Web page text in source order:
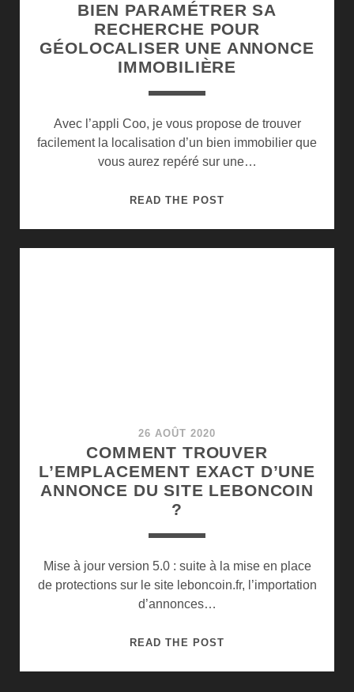
BIEN PARAMÉTRER SA
RECHERCHE POUR
GÉOLOCALISER UNE ANNONCE
IMMOBILIÈRE
Avec l’appli Coo, je vous propose de trouver
facilement la localisation d’un bien immobilier que
vous aurez repéré sur une…
READ THE POSTBIEN
26 AOÛT 2020
COMMENT TROUVER
L’EMPLACEMENT EXACT D’UNE
ANNONCE DU SITE LEBONCOIN
?
Mise à jour version 5.0 : suite à la mise en place
de protections sur le site leboncoin.fr, l’importation
d’annonces…
READ THE POSTCOMMENT